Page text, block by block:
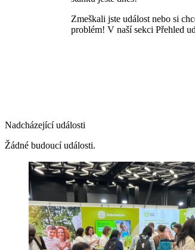
Zmeškali jste událost nebo si
problém! V naší sekci Přehled
Nadcházející události
Žádné budoucí události.